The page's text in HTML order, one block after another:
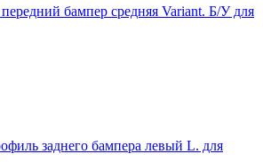
бампер средняя Variant. Б/У для